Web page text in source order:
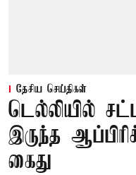
தேசிய செய்திகள்
டெல்லியில்
இருந்த
கைது